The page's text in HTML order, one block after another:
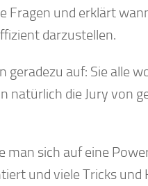
und erklärt
darzustellen.
geradezu auf: Sie alle
natürlich die Jury von
man sich auf eine
und viele Tricks